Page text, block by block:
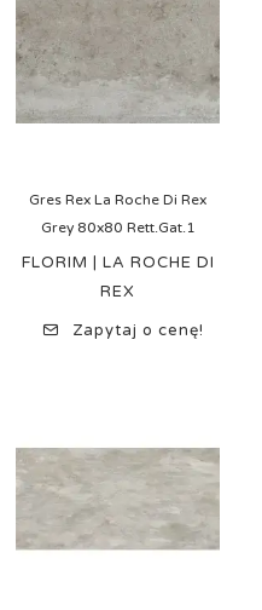
Gres Rex La Roche Di Rex
Grey 80x80 Rett.Gat.1
FLORIM | LA ROCHE DI
REX
Zapytaj o cenę!